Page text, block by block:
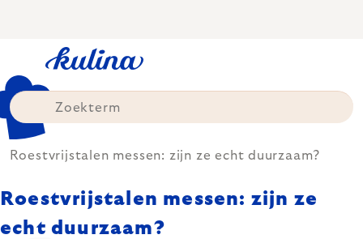
Roestvrijstalen messen: zijn ze echt duurzaam?
Roestvrijstalen messen: zijn ze
echt duurzaam?